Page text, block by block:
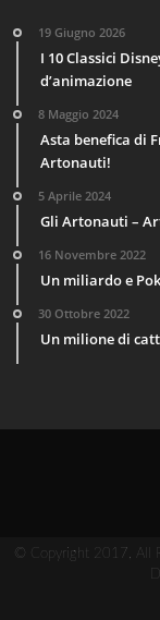
19 Giugno 2026
I 10 Classici
d’animazione
8 Maggio 2024
Asta benefica di
Artonauti!
5 Aprile 2024
Gli Artonauti –
16 Novembre 2022
Un miliardo e
30 Ottobre 2022
Un milione di
© Copyright 2017, All